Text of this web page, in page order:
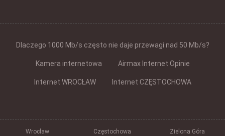
Dlaczego 1000 Mb/s często nie daje przewagi nad 50 Mb/s?
Kamera internetowa Airmax Internet Opinie
Internet WROCŁAW Internet CZĘSTOCHOWA
Wrocław Częstochowa Zielona Góra